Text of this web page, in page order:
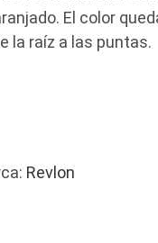
El color
la raíz a las puntas.
Revlon